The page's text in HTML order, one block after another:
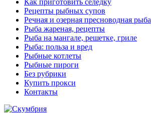
Как приготовить селедку
Рецепты рыбных супов
Речная и озерная пресноводная рыба
Рыба жареная, рецепты
Рыба на мангале, решетке, гриле
Рыба: польза и вред
Рыбные котлеты
Рыбные пироги
Без рубрики
Купить прокси
Контакты